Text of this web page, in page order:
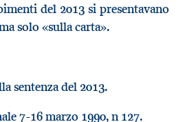
del 2013 si presentavano
solo «sulla carta».
sentenza del 2013.
7-16 marzo 1990, n 127.